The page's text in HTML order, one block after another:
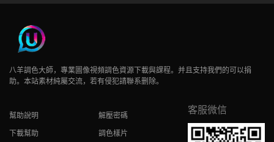
八羊調色大師，專業圖像視頻調色資源下載與課程。并且支持我們的可以捐
助。本站素材純屬交流，若有侵犯請聯系删除。
幫助說明
下載幫助
解壓密碼
調色樣片
客服微信